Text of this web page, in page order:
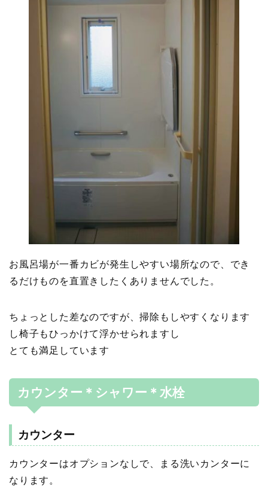
お風呂場が一番カビが発生しやすい場所なので、でき
るだけものを直置きしたくありませんでした。
ちょっとした差なのですが、掃除もしやすくなります
し椅子もひっかけて浮かせられますし
とても満足しています
カウンター＊シャワー＊水栓
カウンター
カウンターはオプションなしで、まる洗いカンターに
なります。